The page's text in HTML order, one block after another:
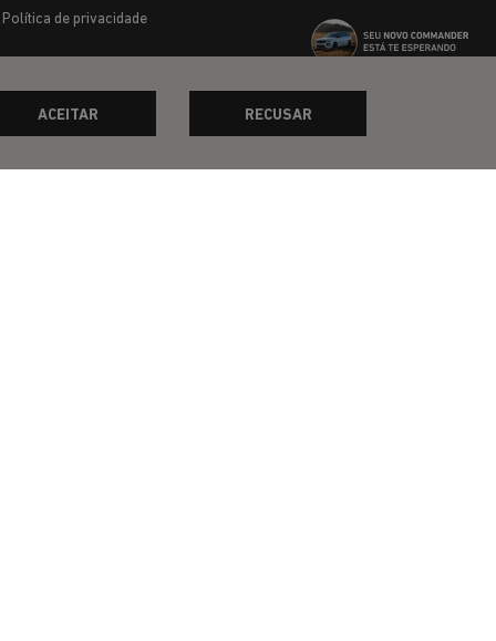
Política de privacidade
ACEITAR RECUSAR